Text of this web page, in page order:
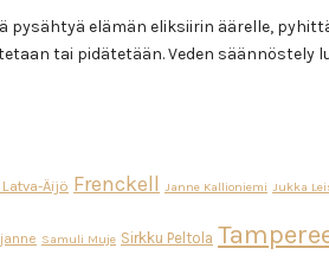
elämän eliksiirin äärelle,
tai pidätetään. Veden säännöstely
Latva-Äijö Frenckell Janne Kallioniemi Jukka
Samuli Muje Sirkku Peltola